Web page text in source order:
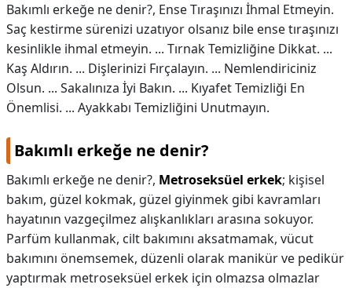
Bakımlı erkeğe ne denir?, Ense Tıraşınızı İhmal Etmeyin.
Saç kestirme sürenizi uzatıyor olsanız bile ense tıraşınızı
kesinlikle ihmal etmeyin. ... Tırnak Temizliğine Dikkat. ...
Kaş Aldırın. ... Dişlerinizi Fırçalayın. ... Nemlendiriciniz
Olsun. ... Sakalınıza İyi Bakın. ... Kıyafet Temizliği En
Önemlisi. ... Ayakkabı Temizliğini Unutmayın.
Bakımlı erkeğe ne denir?
Bakımlı erkeğe ne denir?, Metroseksüel erkek; kişisel
bakım, güzel kokmak, güzel giyinmek gibi kavramları
hayatının vazgeçilmez alışkanlıkları arasına sokuyor.
Parfüm kullanmak, cilt bakımını aksatmamak, vücut
bakımını önemsemek, düzenli olarak manikür ve pedikür
yaptırmak metroseksüel erkek için olmazsa olmazlar